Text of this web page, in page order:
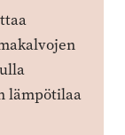
lämpötilaa